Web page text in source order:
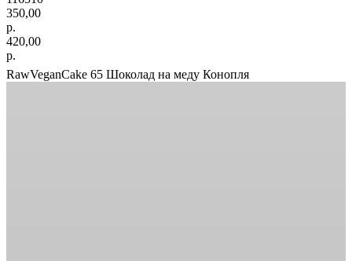
350,00
р.
420,00
р.
RawVeganCake 65 Шоколад на меду Конопля